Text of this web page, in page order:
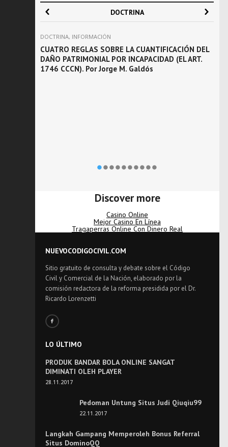
DOCTRINA
DOCTRINA, INFORMACIÓN
CUATRO REGLAS SOBRE LA CUANTIFICACIÓN DEL
DAÑO PATRIMONIAL POR INCAPACIDAD (EL ART.
1746 CCCN). Por Jorge M. Galdós
Discover more
Casino Online
Mejor Casino En Línea
Tragaperras Online Con Dinero Real
NUEVOCODIGOCIVIL.COM
Sitio gratuito de consulta y debate sobre el Código
Civil y Comercial de la Nación, elaborado por la
comisión redactora de la reforma presidida por el Dr.
Ricardo Lorenzetti
LO ÚLTIMO
PRODUK BANDAR BOLA ONLINE SANGAT
DIMINATI OLEH PLAYER
28.11.2017
Pedoman Untung Situs Judi Qiuqiu99
22.11.2017
Langkah Gampang Memperoleh Bonus Referral
Situs DominoQQ